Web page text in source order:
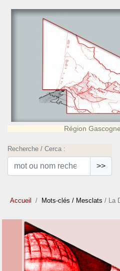
Région
Recherche / Cerca :
>>
Accueil Mots-clés / Mesclats / La